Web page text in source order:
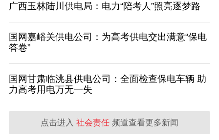
广西玉林陆川供电局：电力“陪考人”照亮逐梦路
国网嘉峪关供电公司：为高考供电交出满意“保电
答卷”
国网甘肃临洮县供电公司：全面检查保电车辆 助
力高考用电万无一失
点击进入 社会责任 频道查看更多新闻